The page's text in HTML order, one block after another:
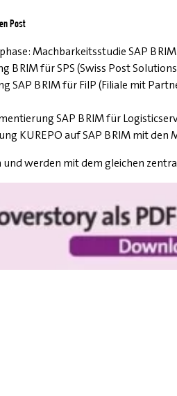
Post
Machbarkeitsstudie SAP
BRIM für SPS (Swiss Post
SAP BRIM für FilP (Filiale mit
SAP BRIM für
KUREPO auf SAP BRIM mit
werden mit dem gleichen